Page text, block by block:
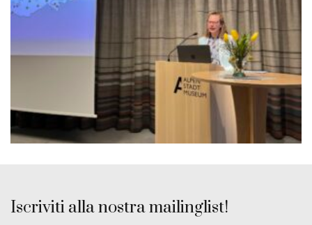
Iscriviti alla nostra mailinglist!